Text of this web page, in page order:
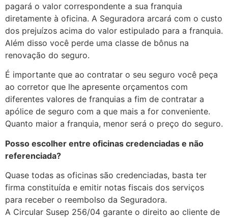
pagará o valor correspondente a sua franquia
diretamente à oficina. A Seguradora arcará com o custo
dos prejuízos acima do valor estipulado para a franquia.
Além disso você perde uma classe de bônus na
renovação do seguro.
É importante que ao contratar o seu seguro você peça
ao corretor que lhe apresente orçamentos com
diferentes valores de franquias a fim de contratar a
apólice de seguro com a que mais a for conveniente.
Quanto maior a franquia, menor será o preço do seguro.
Posso escolher entre oficinas credenciadas e não
referenciada?
Quase todas as oficinas são credenciadas, basta ter
firma constituída e emitir notas fiscais dos serviços
para receber o reembolso da Seguradora.
A Circular Susep 256/04 garante o direito ao cliente de